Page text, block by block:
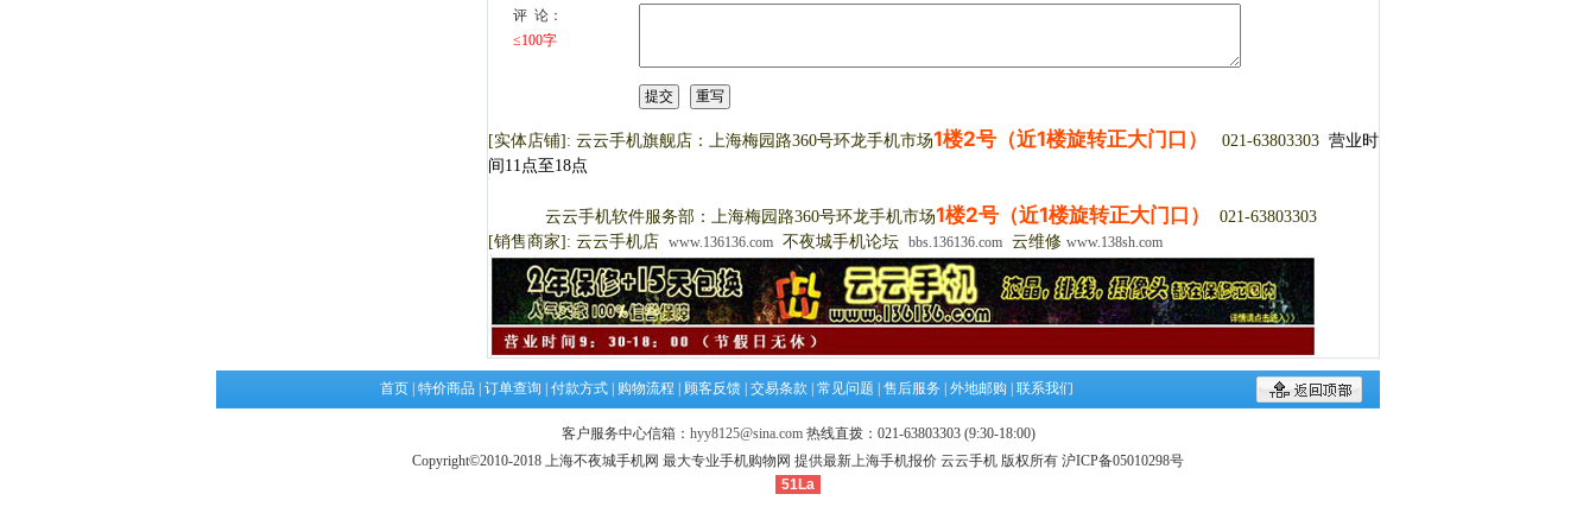
评 论：
≤100字
[实体店铺]: 云云手机旗舰店：上海梅园路360号环龙手机市场1楼2号（近1楼旋转正大门口） 021-63803303 营业时
间11点至18点
云云手机软件服务部：上海梅园路360号环龙手机市场1楼2号（近1楼旋转正大门口）
021-63803303
[销售商家]: 云云手机店 www.136136.com 不夜城手机论坛 bbs.136136.com 云维修 www.138sh.com
首页 特价商品 订单查询 付款方式 购物流程 顾客反馈 交易条款 常见问题 售后服务 外地邮购 联系我们
客户服务中心信箱： hyy8125@sina.com热线直拨：021-63803303 (9:30-18:00)
Copyright©2010-2018 上海不夜城手机网 最大专业手机购物网 提供最新上海手机报价 云云手机 版权所有 沪ICP备05010298号
51La